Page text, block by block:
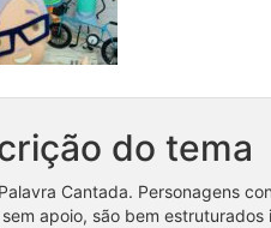
do tema
Cantada. Personagens
sem apoio, são bem